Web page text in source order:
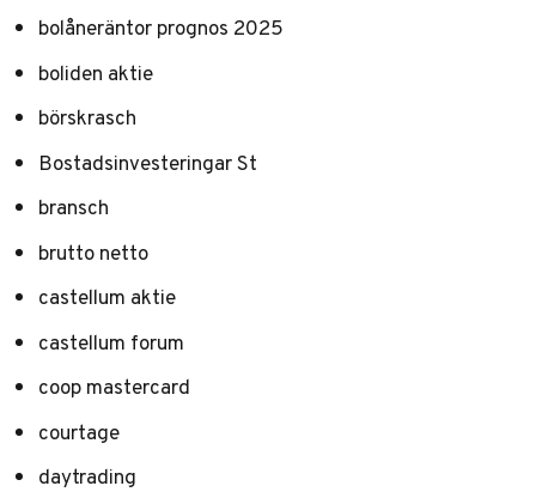
bolåneräntor prognos 2025
boliden aktie
börskrasch
Bostadsinvesteringar St
bransch
brutto netto
castellum aktie
castellum forum
coop mastercard
courtage
daytrading